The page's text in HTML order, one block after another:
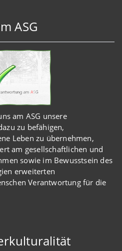
ASG
am ASG unsere
zu befähigen,
Leben zu übernehmen,
am gesellschaftlichen und
sowie im Bewusstsein des
erweiterten
Verantwortung für die